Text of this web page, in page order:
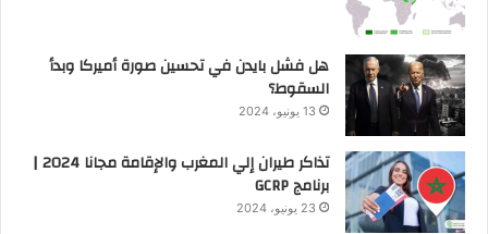
هل فشل بايدن في تحسين صورة أميركا وبدأ
السقوط؟
13 يونيو، 2024
تذاكر طيران إلي المغرب والإقامة مجانا 2024 |
برنامج GCRP
23 يونيو، 2024